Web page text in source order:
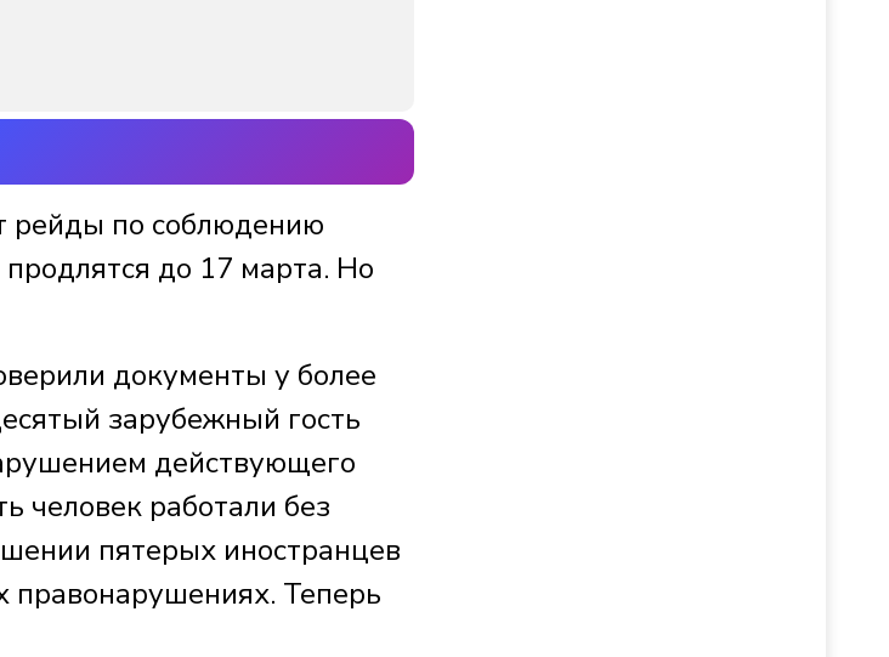
рейды по соблюдению
до 17 марта. Но
документы у более
зарубежный гость
действующего
человек работали без
пятерых иностранцев
правонарушениях. Теперь